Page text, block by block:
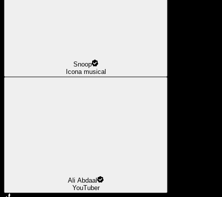
Snoop
Icona musical
Ali Abdaal
YouTuber